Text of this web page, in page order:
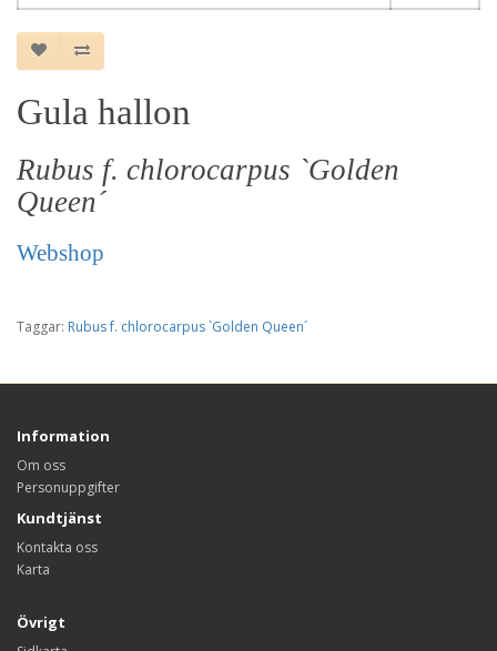
Gula hallon
Rubus f. chlorocarpus `Golden
Queen´
Webshop
Taggar: Rubus f. chlorocarpus `Golden Queen´
Information
Om oss
Personuppgifter
Kundtjänst
Kontakta oss
Karta
Övrigt